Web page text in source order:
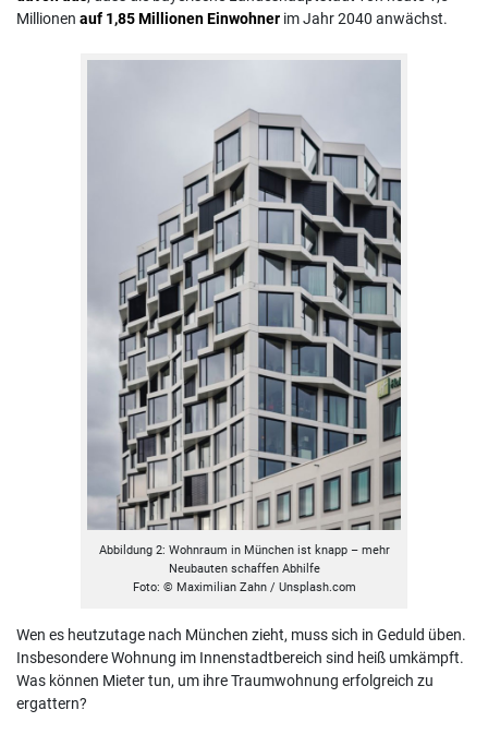
Millionen auf 1,85 Millionen Einwohner im Jahr 2040 anwächst.
Abbildung 2: Wohnraum in München ist knapp – mehr
Neubauten schaffen Abhilfe
Foto: © Maximilian Zahn / Unsplash.com
Wen es heutzutage nach München zieht, muss sich in Geduld üben.
Insbesondere Wohnung im Innenstadtbereich sind heiß umkämpft.
Was können Mieter tun, um ihre Traumwohnung erfolgreich zu
ergattern?